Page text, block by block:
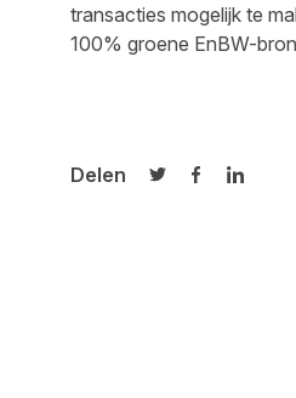
transacties mogelijk te
100% groene EnBW-
Delen
Delen op Twitter
Delen op
Delen